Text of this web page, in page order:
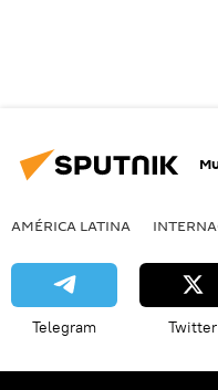
AMÉRICA LATINA
Telegram Twitter